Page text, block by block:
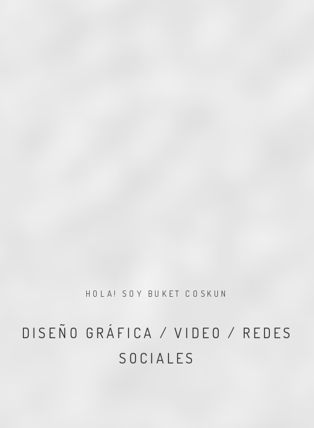
HOLA! SOY BUKET COSKUN
DISEÑO GRÁFICA / VIDEO / REDES
SOCIALES